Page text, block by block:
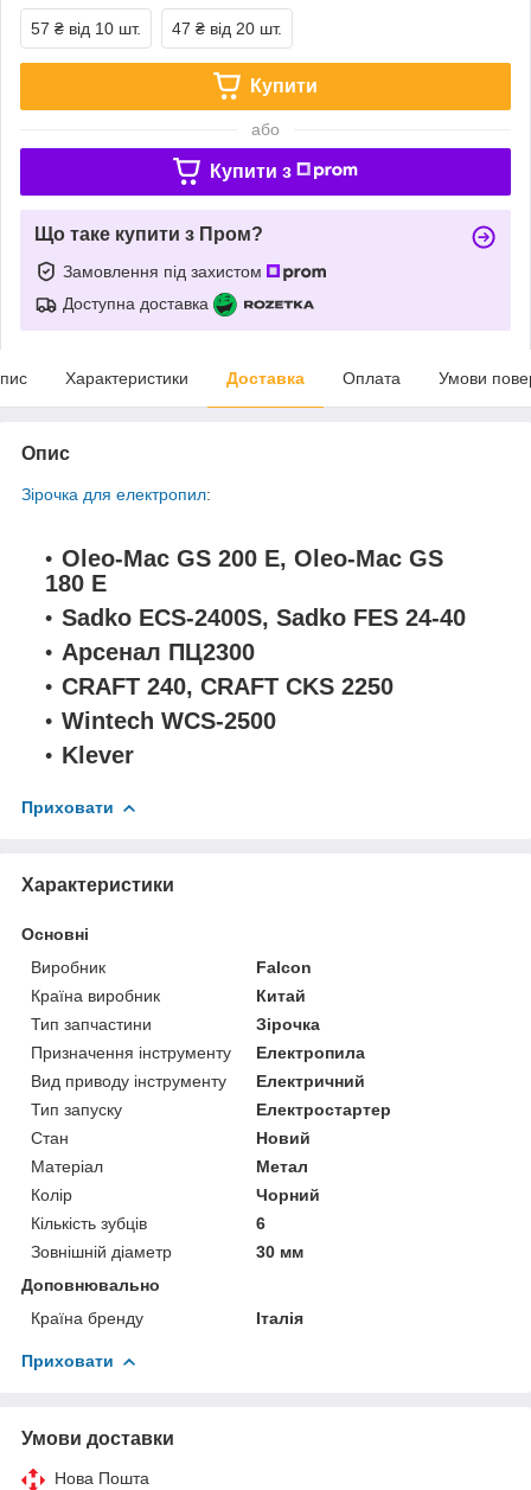
57 ₴ від 10 шт. 47 ₴ від 20 шт.
Купити
або
Купити з
Що таке купити з Пром?
Замовлення під захистом
Доступна доставка
Характеристики Доставка Оплата Умови
Опис
Зірочка для електропил:
Oleo-Mac GS 200 E, Oleo-Mac GS
180 E
Sadko ECS-2400S, Sadko FES 24-40
Арсенал ПЦ2300
CRAFT 240, CRAFT CKS 2250
Wintech WCS-2500
Klever
Приховати
Характеристики
Основні
Виробник
Falcon
Країна виробник
Китай
Тип запчастини
Зірочка
Призначення інструменту
Електропила
Вид приводу інструменту
Електричний
Тип запуску
Електростартер
Стан
Новий
Матеріал
Метал
Колір
Чорний
Кількість зубців
6
Зовнішній діаметр
30 мм
Доповнювально
Країна бренду
Італія
Приховати
Умови доставки
Нова Пошта